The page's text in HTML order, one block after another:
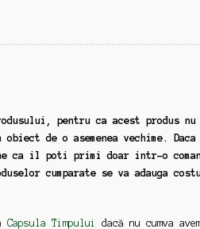
pentru ca acest produs nu
de o asemenea vechime. Daca
ca il poti primi doar intr-o
cumparate se va adauga
Capsula Timpului
dacă nu cumva